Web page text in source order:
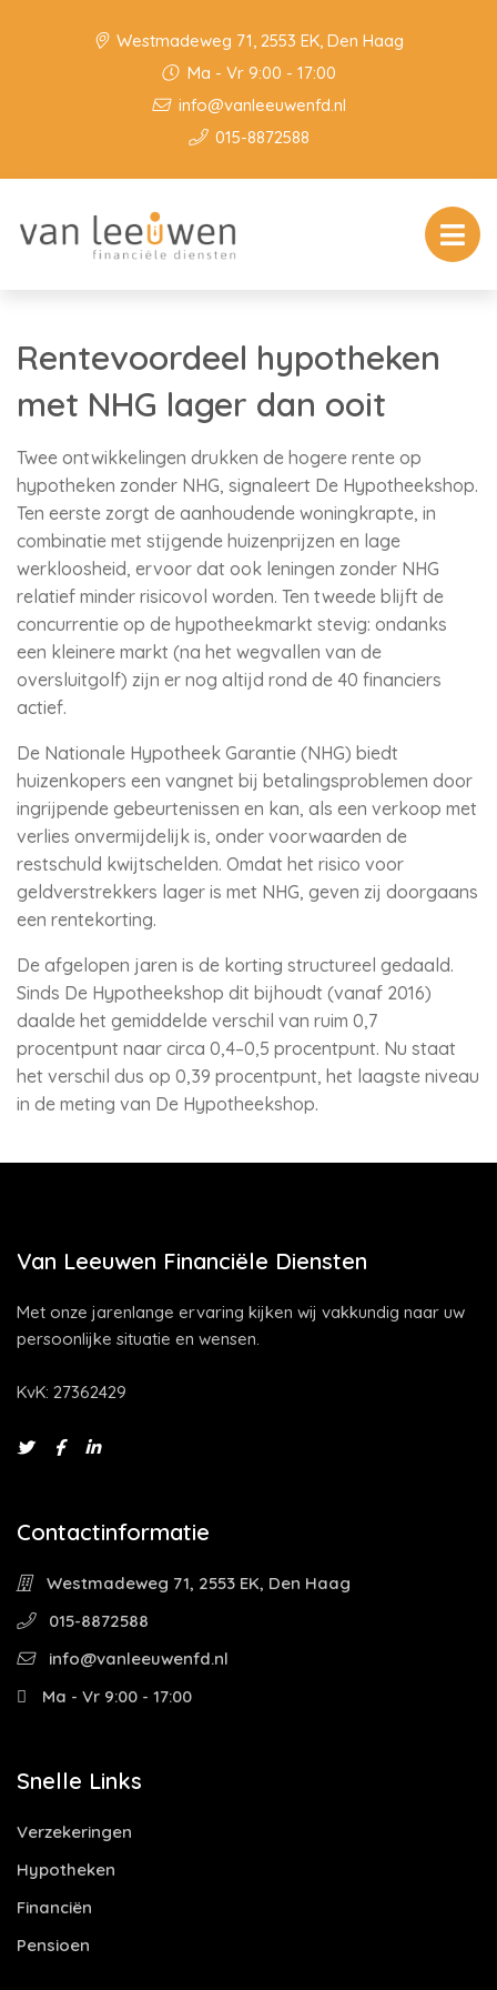
Westmadeweg 71, 2553 EK, Den Haag
Ma - Vr 9:00 - 17:00
info@vanleeuwenfd.nl
015-8872588
Rentevoordeel hypotheken
met NHG lager dan ooit
Twee ontwikkelingen drukken de hogere rente op
hypotheken zonder NHG, signaleert De Hypotheekshop.
Ten eerste zorgt de aanhoudende woningkrapte, in
combinatie met stijgende huizenprijzen en lage
werkloosheid, ervoor dat ook leningen zonder NHG
relatief minder risicovol worden. Ten tweede blijft de
concurrentie op de hypotheekmarkt stevig: ondanks
een kleinere markt (na het wegvallen van de
oversluitgolf) zijn er nog altijd rond de 40 financiers
actief.
De Nationale Hypotheek Garantie (NHG) biedt
huizenkopers een vangnet bij betalingsproblemen door
ingrijpende gebeurtenissen en kan, als een verkoop met
verlies onvermijdelijk is, onder voorwaarden de
restschuld kwijtschelden. Omdat het risico voor
geldverstrekkers lager is met NHG, geven zij doorgaans
een rentekorting.
De afgelopen jaren is de korting structureel gedaald.
Sinds De Hypotheekshop dit bijhoudt (vanaf 2016)
daalde het gemiddelde verschil van ruim 0,7
procentpunt naar circa 0,4–0,5 procentpunt. Nu staat
het verschil dus op 0,39 procentpunt, het laagste niveau
in de meting van De Hypotheekshop.
Van Leeuwen Financiële Diensten
Met onze jarenlange ervaring kijken wij vakkundig naar uw
persoonlijke situatie en wensen.
KvK: 27362429
Contactinformatie
Westmadeweg 71, 2553 EK, Den Haag
015-8872588
info@vanleeuwenfd.nl
Ma - Vr 9:00 - 17:00
Snelle Links
Verzekeringen
Hypotheken
Financiën
Pensioen